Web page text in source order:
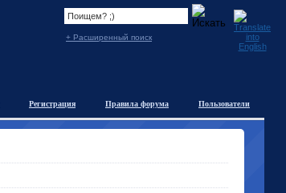
+ Расширенный поиск
Пользователи
Правила форума
Регистрация